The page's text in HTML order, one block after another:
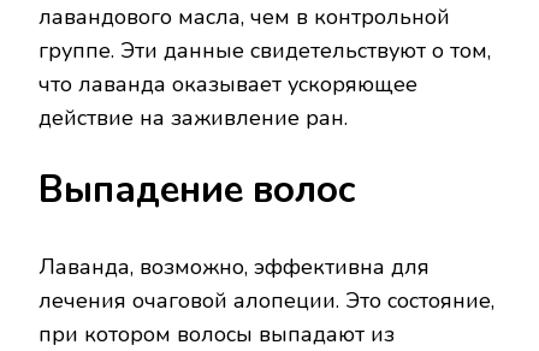
лавандового масла, чем в контрольной
группе. Эти данные свидетельствуют о том,
что лаванда оказывает ускоряющее
действие на заживление ран.
Выпадение волос
Лаванда, возможно, эффективна для
лечения очаговой алопеции. Это состояние,
при котором волосы выпадают из